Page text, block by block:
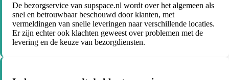
De bezorgservice van supspace.nl wordt over het algemeen als
snel en betrouwbaar beschouwd door klanten, met
vermeldingen van snelle leveringen naar verschillende locaties.
Er zijn echter ook klachten geweest over problemen met de
levering en de keuze van bezorgdiensten.